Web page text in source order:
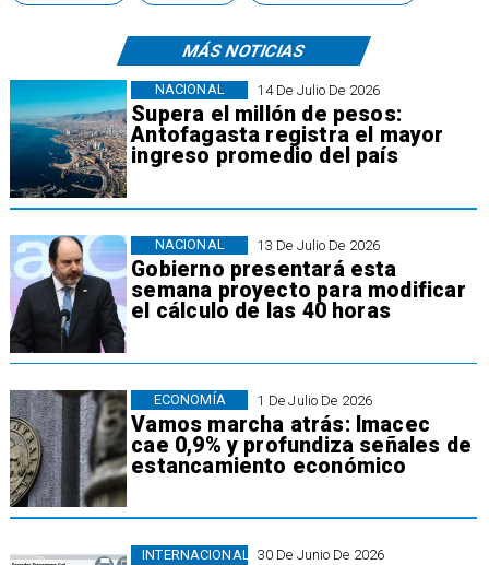
MÁS NOTICIAS
14 De Julio De 2026
Supera el millón de pesos:
Antofagasta registra el mayor
ingreso promedio del país
NACIONAL
13 De Julio De 2026
Gobierno presentará esta
semana proyecto para modificar
el cálculo de las 40 horas
NACIONAL
1 De Julio De 2026
Vamos marcha atrás: Imacec
cae 0,9% y profundiza señales de
estancamiento económico
ECONOMÍA
30 De Junio De 2026
INTERNACIONAL